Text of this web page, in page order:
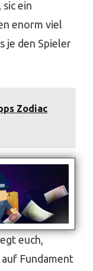
ein
enorm viel
je den Spieler
Zodiac
euch,
Fundament